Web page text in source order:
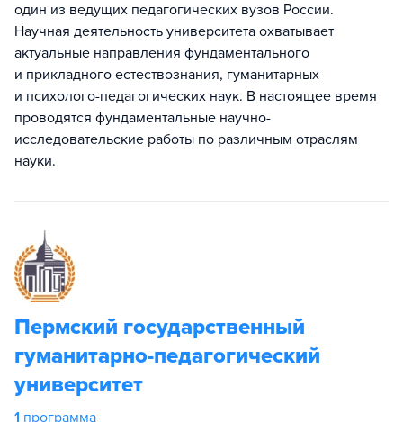
один из ведущих педагогических вузов России.
Научная деятельность университета охватывает
актуальные направления фундаментального
и прикладного естествознания, гуманитарных
и психолого-педагогических наук. В настоящее время
проводятся фундаментальные научно-
исследовательские работы по различным отраслям
науки.
Пермский государственный
гуманитарно-педагогический
университет
1 программа